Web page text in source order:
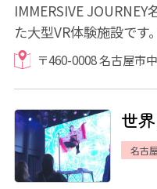
IMMERSIVE
た大型VR体験施設で
し、横浜でも話題とな
す...
〒460-0008 名古屋市
世
名古